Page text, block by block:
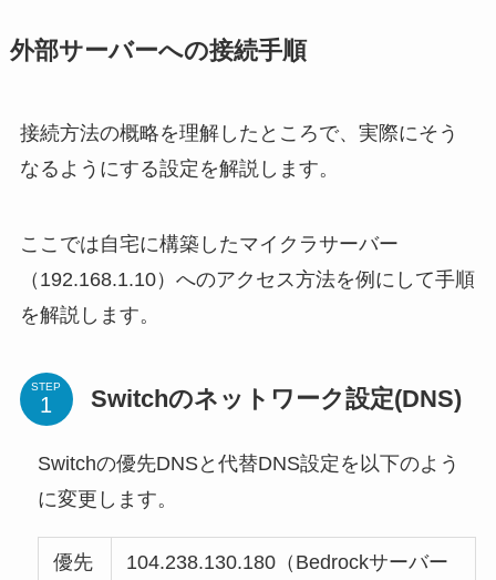
外部サーバーへの接続手順
接続方法の概略を理解したところで、実際にそう
なるようにする設定を解説します。
ここでは自宅に構築したマイクラサーバー
（192.168.1.10）へのアクセス方法を例にして手順
を解説します。
STEP Switchのネットワーク設定(DNS)
Switchの優先DNSと代替DNS設定を以下のよう
に変更します。
優先
104.238.130.180（Bedrockサーバー